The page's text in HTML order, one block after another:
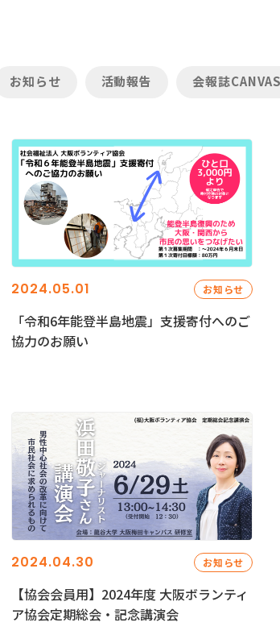
お知らせ 活動報告 会報誌
2024.05.01 お知らせ
「令和6年能登半島地震」支援寄付へのご
協力のお願い
2024.04.30 お知らせ
【協会会員用】2024年度 大阪ボランティ
ア協会定期総会・記念講演会